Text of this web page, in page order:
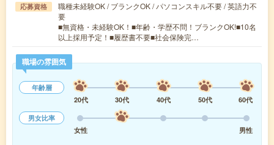
応募資格
職種未経験OK / ブランクOK / パソコンスキル不要 / 英語力不
要
■無資格・未経験OK！■年齢・学歴不問！ブランクOK!■10名
以上採用予定！■履歴書不要■社会保険完…
職場の雰囲気
年齢層
20代
30代 40代 50代
60代
男女比率
女性
男性